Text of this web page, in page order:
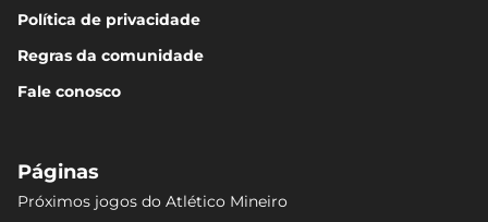
Política de privacidade
Regras da comunidade
Fale conosco
Páginas
Próximos jogos do Atlético Mineiro